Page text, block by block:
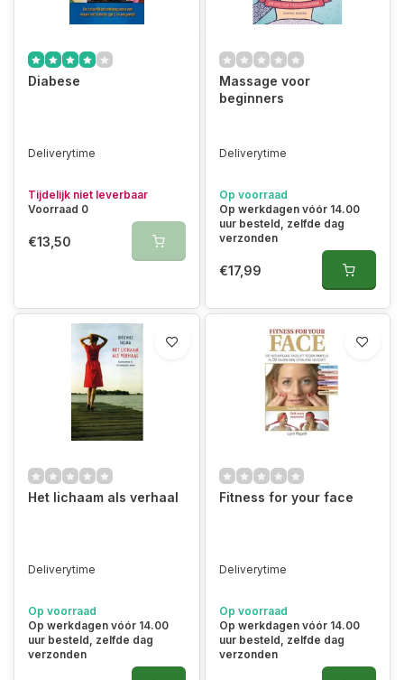
Diabese
Deliverytime
Tijdelijk niet leverbaar
Voorraad 0
€13,50
Massage voor
beginners
Deliverytime
Op voorraad
Op werkdagen vóór 14.00
uur besteld, zelfde dag
verzonden
€17,99
Het lichaam als verhaal
Deliverytime
Op voorraad
Op werkdagen vóór 14.00
uur besteld, zelfde dag
verzonden
Fitness for your face
Deliverytime
Op voorraad
Op werkdagen vóór 14.00
uur besteld, zelfde dag
verzonden